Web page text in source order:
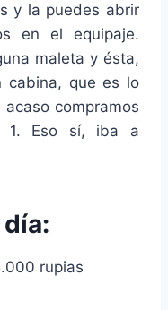
y la puedes abrir
en el equipaje.
maleta y ésta,
cabina, que es lo
compramos
1. Eso sí, iba a
rupias